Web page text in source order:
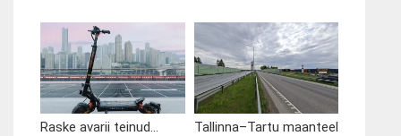
Raske avarii teinud...
Tallinna–Tartu maanteel